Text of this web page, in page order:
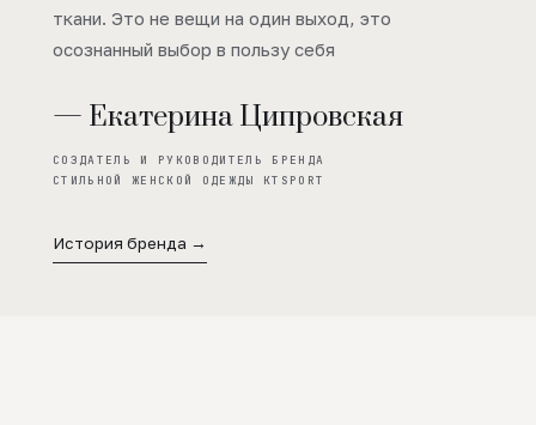
ткани. Это не вещи на один выход, это
осознанный выбор в пользу себя
— Екатерина Ципровская
СОЗДАТЕЛЬ И РУКОВОДИТЕЛЬ БРЕНДА
СТИЛЬНОЙ ЖЕНСКОЙ ОДЕЖДЫ KTSPORT
История бренда →